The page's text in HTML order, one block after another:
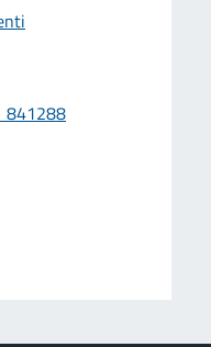
841288